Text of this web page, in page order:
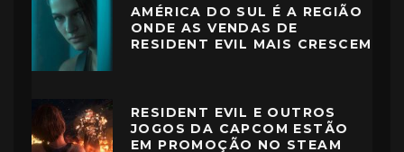
AMÉRICA DO SUL É A REGIÃO
ONDE AS VENDAS DE
RESIDENT EVIL MAIS CRESCEM
RESIDENT EVIL E OUTROS
JOGOS DA CAPCOM ESTÃO
EM PROMOÇÃO NO STEAM